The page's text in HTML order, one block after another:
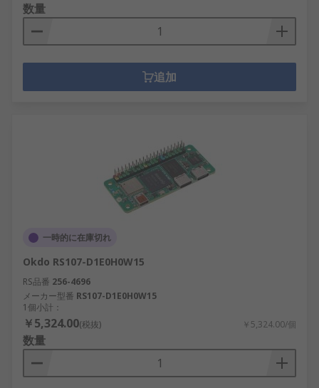
数量
追加
一時的に在庫切れ
Okdo RS107-D1E0H0W15
RS品番 256-4696
メーカー型番 RS107-D1E0H0W15
1個小計：
￥5,324.00(税抜) ￥5,324.00/個
数量